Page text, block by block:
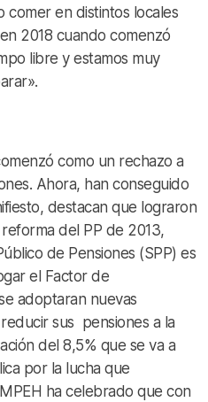
comer en distintos locales
2018 cuando comenzó
libre y estamos muy
como un rechazo a
Ahora, han conseguido
destacan que lograron
del PP de 2013,
de Pensiones (SPP) es
el Factor de
adoptaran nuevas
sus pensiones a la
del 8,5% que se va a
por la lucha que
ha celebrado que con